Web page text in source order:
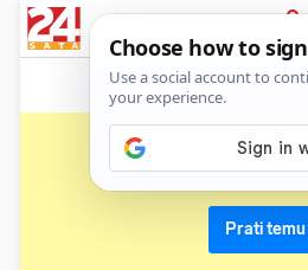
PRIJAVA
News
prištići
Prati temu